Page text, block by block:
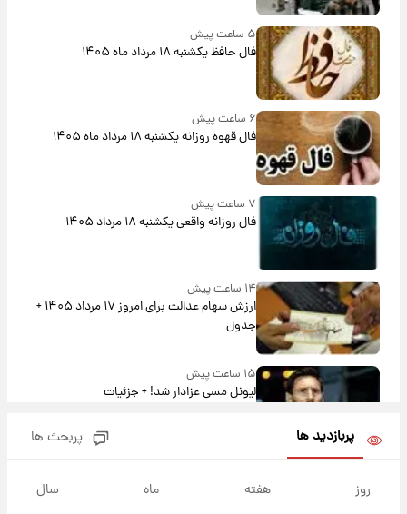
۵ ساعت پیش
فال حافظ یکشنبه ۱۸ مرداد ماه ۱۴۰۵
۶ ساعت پیش
فال قهوه روزانه یکشنبه ۱۸ مرداد ماه ۱۴۰۵
۷ ساعت پیش
فال روزانه واقعی یکشنبه ۱۸ مرداد ۱۴۰۵
۱۴ ساعت پیش
ارزش سهام عدالت برای امروز ۱۷ مرداد ۱۴۰۵ +
جدول
۱۵ ساعت پیش
لیونل مسی عزادار شد! + جزئیات
جهانی در آمریکا + فیلم
پربازدید ها پربحث ها
روز هفته ماه سال